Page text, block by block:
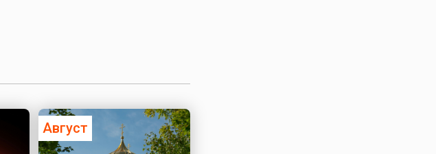
Август